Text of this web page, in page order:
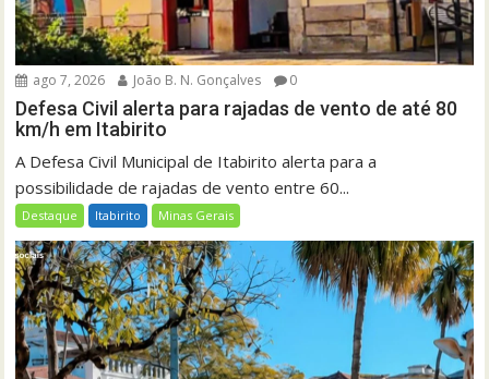
ago 7, 2026 João B. N. Gonçalves 0
Defesa Civil alerta para rajadas de vento de até 80
km/h em Itabirito
A Defesa Civil Municipal de Itabirito alerta para a
possibilidade de rajadas de vento entre 60...
Destaque Itabirito Minas Gerais